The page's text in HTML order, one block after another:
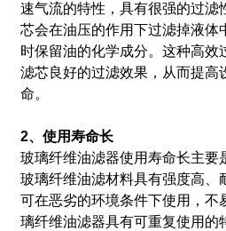
速气流的特性，具有很强的过滤
芯会在油压的作用下过滤掉液体
时保留油的化学成分。 这种高效
滤芯良好的过滤效果，从而提高
命。
2、使用寿命长
玻璃纤维油滤器使用寿命长主要
玻璃纤维油滤材料具有强度高、
可在恶劣的环境条件下使用，不
璃纤维油滤器具有可重复使用的